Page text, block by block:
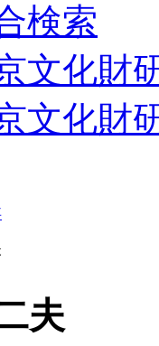
検索
文化財
文化財
夫